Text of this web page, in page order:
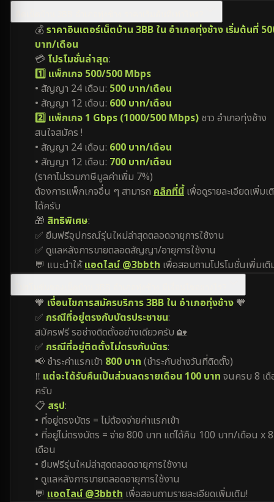
💰ราคาอินเตอร์เน็ตบ้าน 3BB ใน อำเภอทุ่งช้าง เริ่มต้นที่
บาท/เดือน
💳 โปรโมชั่นล่าสุด:
1️⃣ แพ็กเกจ 500/500 Mbps
• สัญญา 24 เดือน: 500 บาท/เดือน
• สัญญา 12 เดือน: 600 บาท/เดือน
2️⃣ แพ็กเกจ 1 Gbps (1000/500 Mbps) ชาว อำเภอทุ่งช้าง
สนใจสมัคร !
• สัญญา 24 เดือน: 600 บาท/เดือน
• สัญญา 12 เดือน: 700 บาท/เดือน
(ราคาไม่รวมภาษีมูลค่าเพิ่ม 7%)
ต้องการแพ็กเกจอื่น ๆ สามารถ คลิกที่นี้เพื่อดูรายละเอียดเพิ่มเ
ได้ครับ
🎁 สิทธิพิเศษ:
✅ ยืมฟรีอุปกรณ์รุ่นใหม่ล่าสุดตลอดอายุการใช้งาน
✅ ดูแลหลังการขายตลอดสัญญา/อายุการใช้งาน
💬 แนะนำให้แอดไลน์ @3bbth เพื่อสอบถามโปรโมชั่นเพิ่มเติ
🧡 เงื่อนไขการสมัครบริการ 3BB ใน อำเภอทุ่งช้าง 🧡
✅ กรณีที่อยู่ตรงกับบัตรประชาชน:
สมัครฟรี รอช่างติดตั้งอย่างเดียวครับ 🏡
✅ กรณีที่อยู่ติดตั้งไม่ตรงกับบัตร:
📢 ชำระค่าแรกเข้า 800 บาท (ชำระกับช่างวันที่ติดตั้ง)
‼️ แต่จะได้รับคืนเป็นส่วนลดรายเดือน 100 บาท จนครบ 8 เ
ครับ
📋 สรุป:
• ที่อยู่ตรงบัตร = ไม่ต้องจ่ายค่าแรกเข้า
• ที่อยู่ไม่ตรงบัตร = จ่าย 800 บาท แต่ได้คืน 100 บาท/เดือน x 8
เดือน
• ยืมฟรีรุ่นใหม่ล่าสุดตลอดอายุการใช้งาน
• ดูแลหลังการขายตลอดอายุการใช้งาน
💬 แอดไลน์ @3bbth เพื่อสอบถามรายละเอียดเพิ่มเติม!